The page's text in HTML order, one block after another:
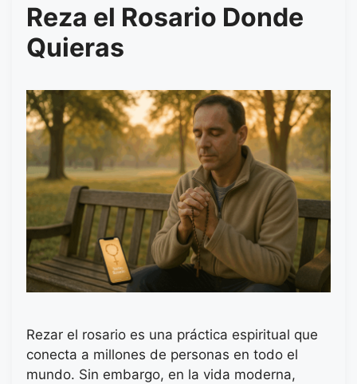
Reza el Rosario Donde
Quieras
Rezar el rosario es una práctica espiritual que
conecta a millones de personas en todo el
mundo. Sin embargo, en la vida moderna,